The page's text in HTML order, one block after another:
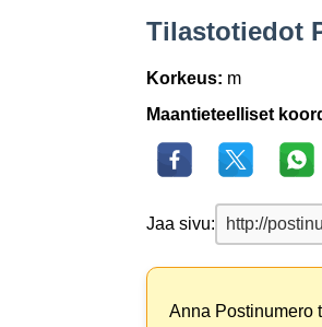
Tilastotiedot
Korkeus: m
Maantieteelliset
Jaa sivu:
Anna Postinumero